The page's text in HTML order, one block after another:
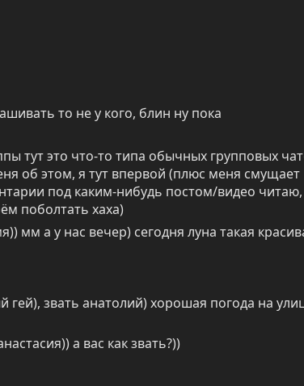
то не у кого, блин ну пока
тут это что-то типа обычных групповых
об этом, я тут впервой (плюс меня смущает
под каким-нибудь постом/видео
поболтать хаха)
мм а у нас вечер) сегодня луна такая
звать анатолий) хорошая погода на
а вас как звать?))